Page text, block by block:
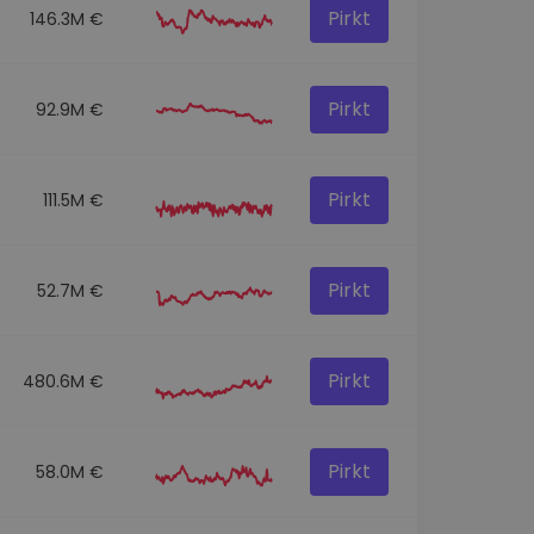
146.3M € Pirkt
92.9M € Pirkt
111.5M € Pirkt
52.7M € Pirkt
480.6M € Pirkt
58.0M € Pirkt